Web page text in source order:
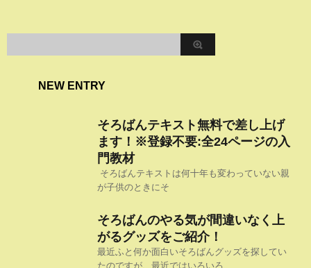
NEW ENTRY
そろばんテキスト無料で差し上げ
ます！※登録不要:全24ページの入
門教材
そろばんテキストは何十年も変わっていない親
が子供のときにそ
そろばんのやる気が間違いなく上
がるグッズをご紹介！
最近ふと何か面白いそろばんグッズを探してい
たのですが、最近ではいろいろ